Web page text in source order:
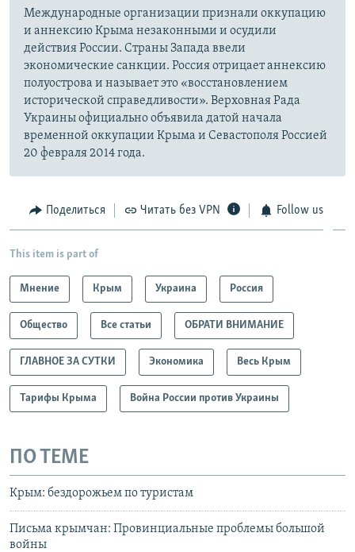
Международные организации признали оккупацию
и аннексию Крыма незаконными и осудили
действия России. Страны Запада ввели
экономические санкции. Россия отрицает аннексию
полуострова и называет это «восстановлением
исторической справедливости». Верховная Рада
Украины официально объявила датой начала
временной оккупации Крыма и Севастополя Россией
20 февраля 2014 года.
Поделиться Читать без VPN Follow us
This item is part of
Мнение Крым Украина Россия
Общество Все статьи ОБРАТИ ВНИМАНИЕ
ГЛАВНОЕ ЗА СУТКИ Экономика Весь Крым
Тарифы Крыма Война России против Украины
ПО ТЕМЕ
Крым: бездорожьем по туристам
Письма крымчан: Провинциальные проблемы большой
войны